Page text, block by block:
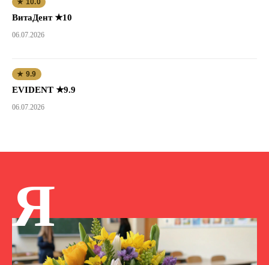
ВитаДент ★10
06.07.2026
★ 9.9
EVIDENT ★9.9
06.07.2026
Я